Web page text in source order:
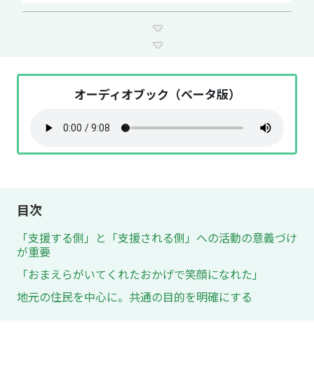
オーディオブック（ベータ版）
目次
「支援する側」と「支援される側」への活動の意義づけ
が重要
「おまえらがいてくれたおかげで笑顔になれた」
地元の住民を中心に。共通の目的を明確にする